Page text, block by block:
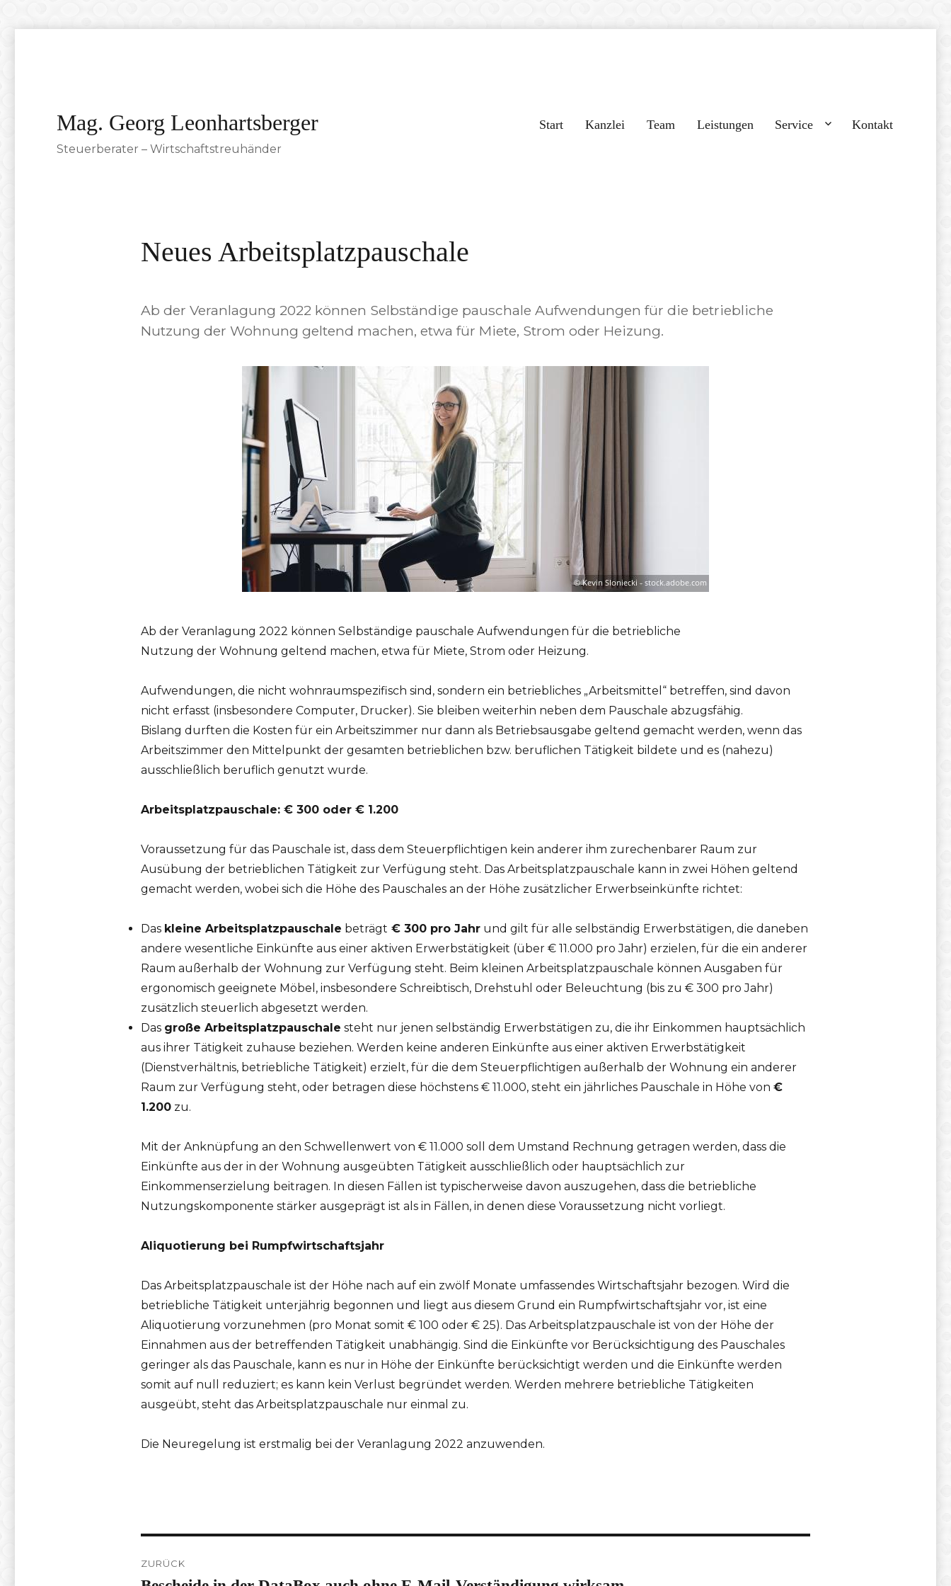
Mag. Georg Leonhartsberger
Steuerberater – Wirtschaftstreuhänder
Start Kanzlei Team Leistungen Service Kontakt
Neues Arbeitsplatzpauschale
Ab der Veranlagung 2022 können Selbständige pauschale Aufwendungen für die betriebliche
Nutzung der Wohnung geltend machen, etwa für Miete, Strom oder Heizung.
Ab der Veranlagung 2022 können Selbständige pauschale Aufwendungen für die betriebliche
Nutzung der Wohnung geltend machen, etwa für Miete, Strom oder Heizung.
Aufwendungen, die nicht wohnraumspezifisch sind, sondern ein betriebliches „Arbeitsmittel“ betreffen, sind davon
nicht erfasst (insbesondere Computer, Drucker). Sie bleiben weiterhin neben dem Pauschale abzugsfähig.
Bislang durften die Kosten für ein Arbeitszimmer nur dann als Betriebsausgabe geltend gemacht werden, wenn das
Arbeitszimmer den Mittelpunkt der gesamten betrieblichen bzw. beruflichen Tätigkeit bildete und es (nahezu)
ausschließlich beruflich genutzt wurde.
Arbeitsplatzpauschale: € 300 oder € 1.200
Voraussetzung für das Pauschale ist, dass dem Steuerpflichtigen kein anderer ihm zurechenbarer Raum zur
Ausübung der betrieblichen Tätigkeit zur Verfügung steht. Das Arbeitsplatzpauschale kann in zwei Höhen geltend
gemacht werden, wobei sich die Höhe des Pauschales an der Höhe zusätzlicher Erwerbseinkünfte richtet:
Das kleine Arbeitsplatzpauschale beträgt € 300 pro Jahrund gilt für alle selbständig Erwerbstätigen, die daneben
andere wesentliche Einkünfte aus einer aktiven Erwerbstätigkeit (über € 11.000 pro Jahr) erzielen, für die ein anderer
Raum außerhalb der Wohnung zur Verfügung steht. Beim kleinen Arbeitsplatzpauschale können Ausgaben für
ergonomisch geeignete Möbel, insbesondere Schreibtisch, Drehstuhl oder Beleuchtung (bis zu € 300 pro Jahr)
zusätzlich steuerlich abgesetzt werden.
Das große Arbeitsplatzpauschale steht nur jenen selbständig Erwerbstätigen zu, die ihr Einkommen hauptsächlich
aus ihrer Tätigkeit zuhause beziehen. Werden keine anderen Einkünfte aus einer aktiven Erwerbstätigkeit
(Dienstverhältnis, betriebliche Tätigkeit) erzielt, für die dem Steuerpflichtigen außerhalb der Wohnung ein anderer
Raum zur Verfügung steht, oder betragen diese höchstens € 11.000, steht ein jährliches Pauschale in Höhe von €
1.200zu.
Mit der Anknüpfung an den Schwellenwert von € 11.000 soll dem Umstand Rechnung getragen werden, dass die
Einkünfte aus der in der Wohnung ausgeübten Tätigkeit ausschließlich oder hauptsächlich zur
Einkommenserzielung beitragen. In diesen Fällen ist typischerweise davon auszugehen, dass die betriebliche
Nutzungskomponente stärker ausgeprägt ist als in Fällen, in denen diese Voraussetzung nicht vorliegt.
Aliquotierung bei Rumpfwirtschaftsjahr
Das Arbeitsplatzpauschale ist der Höhe nach auf ein zwölf Monate umfassendes Wirtschaftsjahr bezogen. Wird die
betriebliche Tätigkeit unterjährig begonnen und liegt aus diesem Grund ein Rumpfwirtschaftsjahr vor, ist eine
Aliquotierung vorzunehmen (pro Monat somit € 100 oder € 25). Das Arbeitsplatzpauschale ist von der Höhe der
Einnahmen aus der betreffenden Tätigkeit unabhängig. Sind die Einkünfte vor Berücksichtigung des Pauschales
geringer als das Pauschale, kann es nur in Höhe der Einkünfte berücksichtigt werden und die Einkünfte werden
somit auf null reduziert; es kann kein Verlust begründet werden. Werden mehrere betriebliche Tätigkeiten
ausgeübt, steht das Arbeitsplatzpauschale nur einmal zu.
Die Neuregelung ist erstmalig bei der Veranlagung 2022 anzuwenden.
ZURÜCK